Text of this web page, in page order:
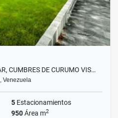
CUMBRES DE CURUMO VIS…
Venezuela
5 Estacionamientos
950Área m2